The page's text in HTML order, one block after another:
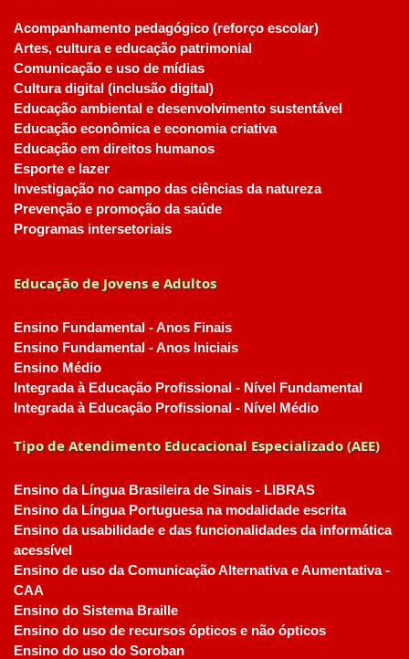
Acompanhamento pedagógico (reforço escolar)
Artes, cultura e educação patrimonial
Comunicação e uso de mídias
Cultura digital (inclusão digital)
Educação ambiental e desenvolvimento sustentável
Educação econômica e economia criativa
Educação em direitos humanos
Esporte e lazer
Investigação no campo das ciências da natureza
Prevenção e promoção da saúde
Programas intersetoriais
Educação de Jovens e Adultos
Ensino Fundamental - Anos Finais
Ensino Fundamental - Anos Iniciais
Ensino Médio
Integrada à Educação Profissional - Nível Fundamental
Integrada à Educação Profissional - Nível Médio
Tipo de Atendimento Educacional Especializado (AEE)
Ensino da Língua Brasileira de Sinais - LIBRAS
Ensino da Língua Portuguesa na modalidade escrita
Ensino da usabilidade e das funcionalidades da informática
acessível
Ensino de uso da Comunicação Alternativa e Aumentativa -
CAA
Ensino do Sistema Braille
Ensino do uso de recursos ópticos e não ópticos
Ensino do uso do Soroban